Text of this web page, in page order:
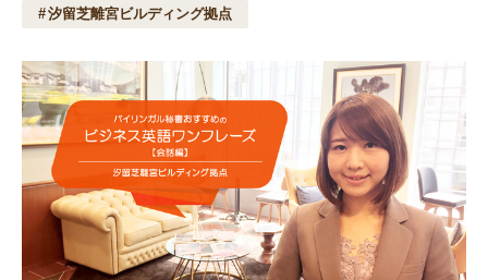
汐留芝離宮ビルディング拠点